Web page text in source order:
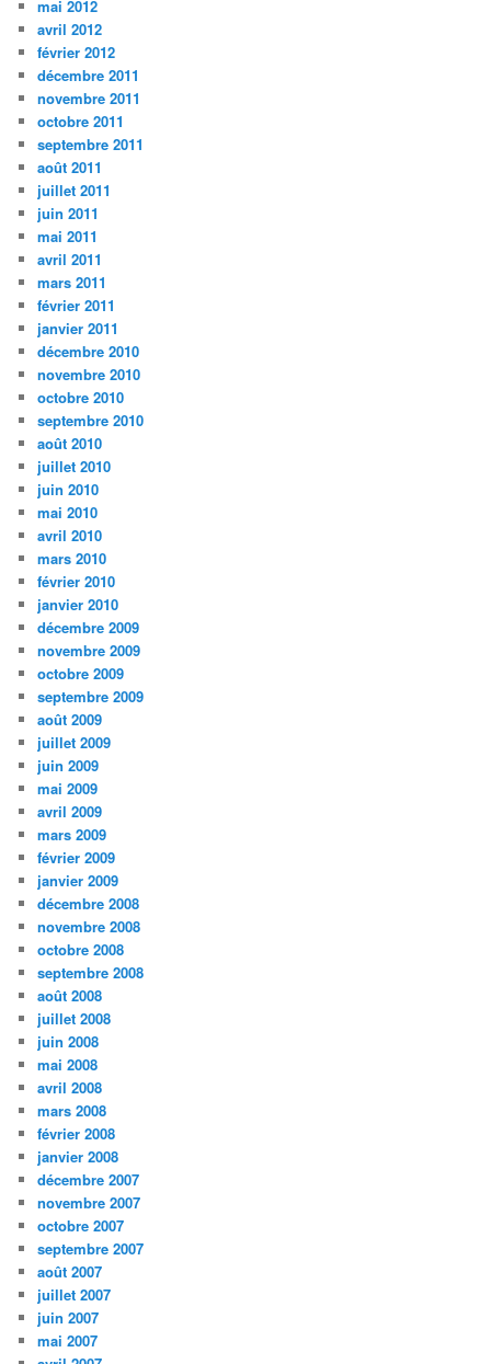
mai 2012
avril 2012
février 2012
décembre 2011
novembre 2011
octobre 2011
septembre 2011
août 2011
juillet 2011
juin 2011
mai 2011
avril 2011
mars 2011
février 2011
janvier 2011
décembre 2010
novembre 2010
octobre 2010
septembre 2010
août 2010
juillet 2010
juin 2010
mai 2010
avril 2010
mars 2010
février 2010
janvier 2010
décembre 2009
novembre 2009
octobre 2009
septembre 2009
août 2009
juillet 2009
juin 2009
mai 2009
avril 2009
mars 2009
février 2009
janvier 2009
décembre 2008
novembre 2008
octobre 2008
septembre 2008
août 2008
juillet 2008
juin 2008
mai 2008
avril 2008
mars 2008
février 2008
janvier 2008
décembre 2007
novembre 2007
octobre 2007
septembre 2007
août 2007
juillet 2007
juin 2007
mai 2007